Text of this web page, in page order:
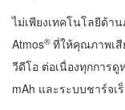
ไม่เพียงเทคโนโลยีด้า
Atmos® ที่ให้คุณภาพเ
วีดีโอ ต่อเนื่องทุกการ
mAh และระบบชาร์จเ